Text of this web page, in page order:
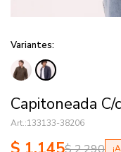
Capitoneada
133133-38206
$2.290
Variantes: